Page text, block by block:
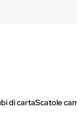
di cartaScatole